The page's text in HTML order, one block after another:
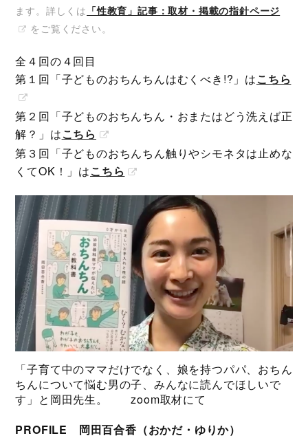
ます。詳しくは 「性教育」記事：取材・掲載の指針ページ
をご覧ください。
全４回の４回目
第１回「子どものおちんちんはむくべき!?」はこちら
第２回「子どものおちんちん・おまたはどう洗えば正
解？」はこちら
第３回「子どものおちんちん触りやシモネタは止めな
くてOK！」はこちら
「子育て中のママだけでなく、娘を持つパパ、おちん
ちんについて悩む男の子、みんなに読んでほしいで
す」と岡田先生。 zoom取材にて
PROFILE 岡田百合香（おかだ・ゆりか）